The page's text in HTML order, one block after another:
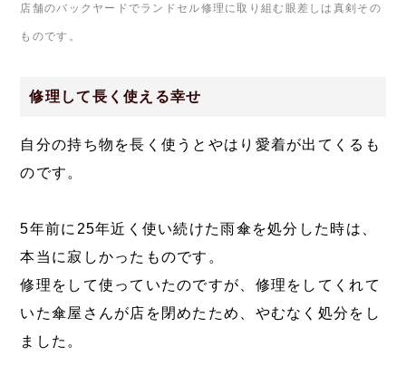
店舗のバックヤードでランドセル修理に取り組む眼差しは真剣その
ものです。
修理して長く使える幸せ
自分の持ち物を長く使うとやはり愛着が出てくるも
のです。
5年前に25年近く使い続けた雨傘を処分した時は、
本当に寂しかったものです。
修理をして使っていたのですが、修理をしてくれて
いた傘屋さんが店を閉めたため、やむなく処分をし
ました。